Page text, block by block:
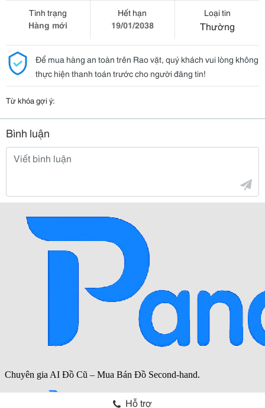
Tình trạng
Hàng mới
Hết hạn
19/01/2038
Loại tin
Thường
Để mua hàng an toàn trên Rao vặt, quý khách vui lòng không
thực hiện thanh toán trước cho người đăng tin!
Từ khóa gợi ý:
Bình luận
Hỗ trợ